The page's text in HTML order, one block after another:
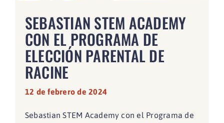
SEBASTIAN STEM ACADEMY
CON EL PROGRAMA DE
ELECCIÓN PARENTAL DE
RACINE
12 de febrero de 2024
Sebastian STEM Academy con el Programa de